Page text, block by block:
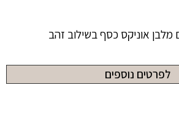
אוניקס כסף בשילוב זהב
לפרטים נוספים